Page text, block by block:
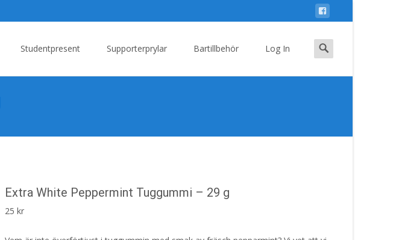
Studentpresent Supporterprylar Bartillbehör Log In
Search
for:
Extra White Peppermint Tuggummi – 29 g
25 kr